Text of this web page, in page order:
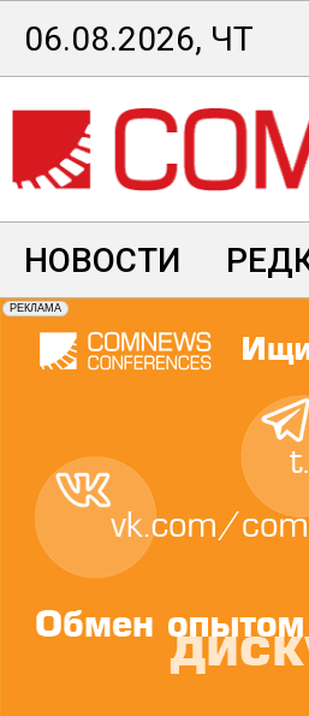
Перейти
к
основному
содержанию
06.08.2026, ЧТ
НОВОСТИ